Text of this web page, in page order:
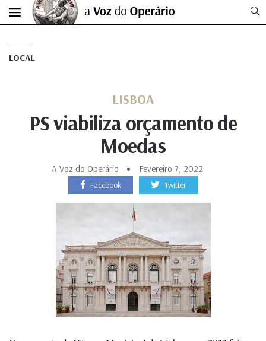
LOCAL
LISBOA
PS viabiliza orçamento de
Moedas
A Voz do Operário Fevereiro 7, 2022
Facebook Twitter